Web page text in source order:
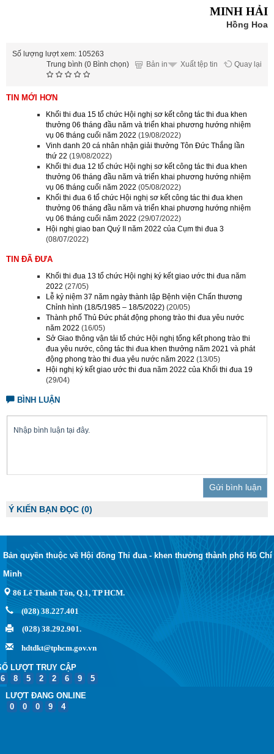
MINH HẢI
Hồng Hoa
Số lượng lượt xem: 105263
Quay lại
Xuất tệp tin
Bản in
Trung bình (0 Bình chọn)
TIN MỚI HƠN
Khối thi đua 15 tổ chức Hội nghị sơ kết công tác thi đua khen
thưởng 06 tháng đầu năm và triển khai phương hướng nhiệm
vụ 06 tháng cuối năm 2022 (19/08/2022)
Vinh danh 20 cá nhân nhận giải thưởng Tôn Đức Thắng lần
thứ 22 (19/08/2022)
Khối thi đua 12 tổ chức Hội nghị sơ kết công tác thi đua khen
thưởng 06 tháng đầu năm và triển khai phương hướng nhiệm
vụ 06 tháng cuối năm 2022 (05/08/2022)
Khối thi đua 6 tổ chức Hội nghị sơ kết công tác thi đua khen
thưởng 06 tháng đầu năm và triển khai phương hướng nhiệm
vụ 06 tháng cuối năm 2022 (29/07/2022)
Hội nghị giao ban Quý II năm 2022 của Cụm thi đua 3
(08/07/2022)
TIN ĐÃ ĐƯA
Khối thi đua 13 tổ chức Hội nghị ký kết giao ước thi đua năm
2022 (27/05)
Lễ kỷ niệm 37 năm ngày thành lập Bệnh viện Chấn thương
Chỉnh hình (18/5/1985 – 18/5/2022) (20/05)
Thành phố Thủ Đức phát động phong trào thi đua yêu nước
năm 2022 (16/05)
Sở Giao thông vận tải tổ chức Hội nghị tổng kết phong trào thi
đua yêu nước, công tác thi đua khen thưởng năm 2021 và phát
động phong trào thi đua yêu nước năm 2022 (13/05)
Hội nghị ký kết giao ước thi đua năm 2022 của Khối thi đua 19
(29/04)
BÌNH LUẬN
Trả lời
Ý KIẾN BẠN ĐỌC(0)
Bản quyền thuộc về Hội đồng Thi đua - khen thưởng thành phố Hồ Chí
Minh
86 Lê Thánh Tôn, Q.1, TP HCM.
(028) 38.227.401
(028) 38.292.901.
hdtdkt@tphcm.gov.vn
LƯỢT TRUY CẬP
6
8 5 2 2 6 9
5
LƯỢT ĐANG ONLINE
0
0 0 9 4